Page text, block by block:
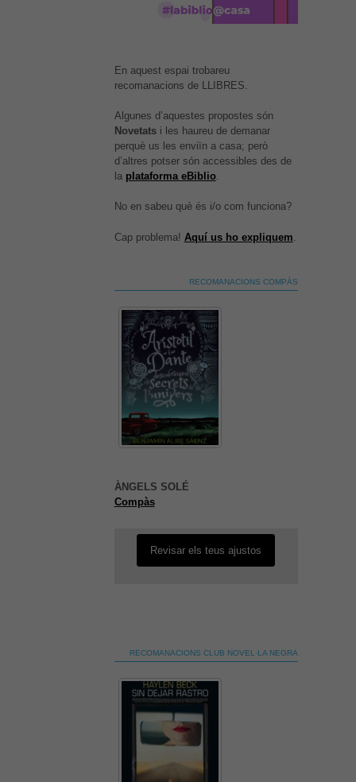
En aquest espai trobareu
recomanacions de LLIBRES.
Algunes d’aquestes propostes són
Novetatsi les haureu de demanar
perquè us les enviïn a casa; però
d’altres potser són accessibles des de
la plataforma eBiblio.
No en sabeu què és i/o com funciona?
Cap problema! Aquí us ho expliquem
RECOMANACIONS COMPÀS
ÀNGELS SOLÉ
Compàs
aquest contingut. El més probable
és que tinguis l'experiència
Revisar els teus ajustos
RECOMANACIONS CLUB NOVEL·LA NEGRA